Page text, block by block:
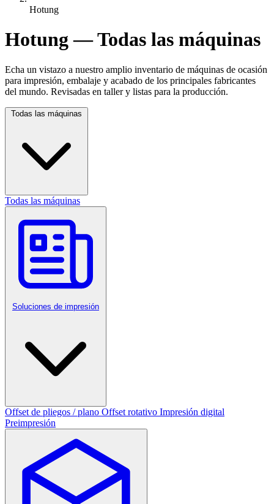
Hotung
Hotung — Todas las máquinas
Echa un vistazo a nuestro amplio inventario de máquinas de ocasión
para impresión, embalaje y acabado de los principales fabricantes
del mundo. Revisadas en taller y listas para la producción.
Todas las máquinas
Todas las máquinas
Soluciones de impresión
Offset de pliegos / plano Offset rotativo Impresión digital
Preimpresión